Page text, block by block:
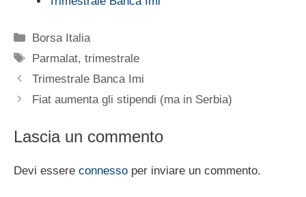
Categorie
Borsa Italia
Tag
Parmalat,trimestrale
Trimestrale Banca Imi
Fiat aumenta gli stipendi (ma in Serbia)
Lascia un commento
Devi essere connesso per inviare un commento.